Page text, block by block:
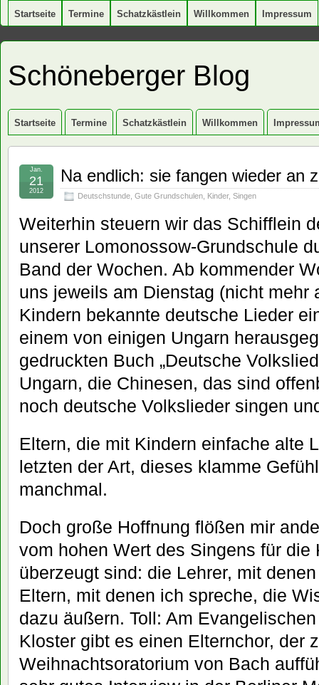
Startseite Termine Schatzkästlein Willkommen Impressum
Schöneberger Blog
Startseite Termine Schatzkästlein Willkommen
Na endlich: sie fangen wieder an
Deutschstunde Gute Grundschulen Kinder, Singen
Jan.
21
2012
Weiterhin steuern wir das Schifflein
unserer Lomonossow-Grundschule
Band der Wochen. Ab kommender
uns jeweils am Dienstag (nicht mehr
Kindern bekannte deutsche Lieder
einem von einigen Ungarn
gedruckten Buch „Deutsche
Ungarn, die Chinesen, das sind
noch deutsche Volkslieder singen
Eltern, die mit Kindern einfache alte
letzten der Art, dieses klamme
manchmal.
Doch große Hoffnung flößen mir
vom hohen Wert des Singens für die
überzeugt sind: die Lehrer, mit
Eltern, mit denen ich spreche, die
dazu äußern. Toll: Am
Kloster gibt es einen Elternchor, der
Weihnachtsoratorium von Bach